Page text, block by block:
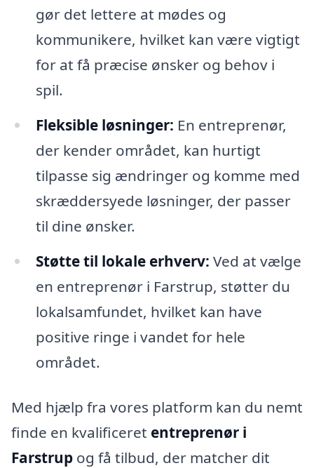
gør det lettere at mødes og
kommunikere, hvilket kan være vigtigt
for at få præcise ønsker og behov i
spil.
Fleksible løsninger: En entreprenør,
der kender området, kan hurtigt
tilpasse sig ændringer og komme med
skræddersyede løsninger, der passer
til dine ønsker.
Støtte til lokale erhverv: Ved at vælge
en entreprenør i Farstrup, støtter du
lokalsamfundet, hvilket kan have
positive ringe i vandet for hele
området.
Med hjælp fra vores platform kan du nemt
finde en kvalificeret entreprenør i
Farstrup og få tilbud, der matcher dit